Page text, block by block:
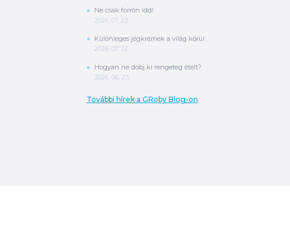
Ne csak forrón idd!
2026. 07. 23.
Különleges jégkrémek a világ körül
2026. 07. 22.
Hogyan ne dobj ki rengeteg ételt?
2026. 06. 23.
További hírek a GRoby Blog-on